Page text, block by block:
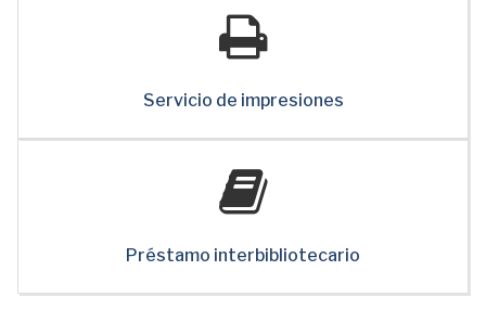
Servicio de impresiones
Préstamo interbibliotecario